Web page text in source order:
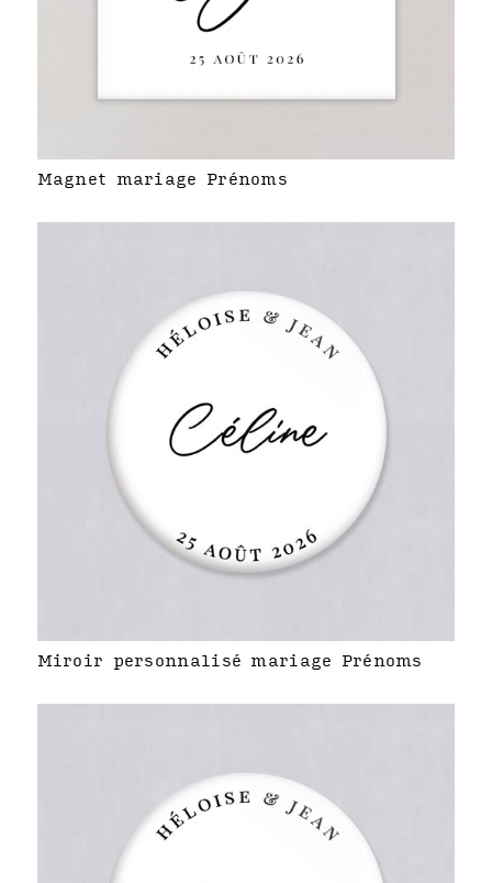
Magnet mariage Prénoms
Miroir personnalisé mariage Prénoms